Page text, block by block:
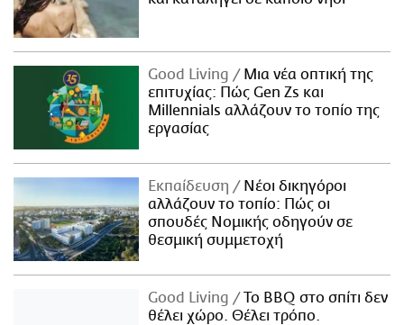
Good Living
Μια νέα οπτική της
επιτυχίας: Πώς Gen Zs και
Millennials αλλάζουν το τοπίο της
εργασίας
Εκπαίδευση
Νέοι δικηγόροι
αλλάζουν το τοπίο: Πώς οι
σπουδές Νομικής οδηγούν σε
θεσμική συμμετοχή
Good Living
Το BBQ στο σπίτι δεν
θέλει χώρο. Θέλει τρόπο.